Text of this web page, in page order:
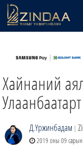
ТВ8
ӨГЛӨӨНИЙ СОНИН
АУДИО ЗОХИОЛ
Хайнаний
Д.Үржинбадам |
2019 оны 09